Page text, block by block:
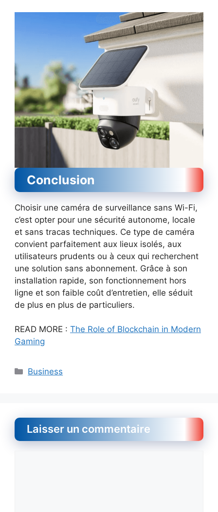
Conclusion
Choisir une caméra de surveillance sans Wi-Fi,
c’est opter pour une sécurité autonome, locale
et sans tracas techniques. Ce type de caméra
convient parfaitement aux lieux isolés, aux
utilisateurs prudents ou à ceux qui recherchent
une solution sans abonnement. Grâce à son
installation rapide, son fonctionnement hors
ligne et son faible coût d’entretien, elle séduit
de plus en plus de particuliers.
READ MORE : The Role of Blockchain in Modern
Gaming
Catégories
Business
Laisser un commentaire